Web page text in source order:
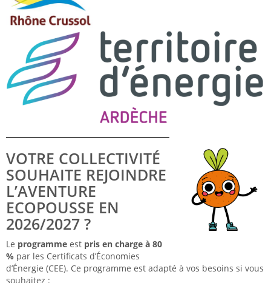
VOTRE COLLECTIVITÉ
SOUHAITE REJOINDRE
L’AVENTURE
ECOPOUSSE EN
2026/2027 ?
Le programme est pris en charge à 80
% par les Certificats d’Économies
d’Énergie (CEE). Ce programme est adapté à vos besoins si vous
souhaitez :